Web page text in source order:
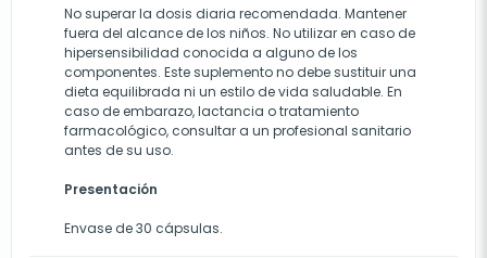
No superar la dosis diaria recomendada. Mantener
fuera del alcance de los niños. No utilizar en caso de
hipersensibilidad conocida a alguno de los
componentes. Este suplemento no debe sustituir una
dieta equilibrada ni un estilo de vida saludable. En
caso de embarazo, lactancia o tratamiento
farmacológico, consultar a un profesional sanitario
antes de su uso.
Presentación
Envase de 30 cápsulas.